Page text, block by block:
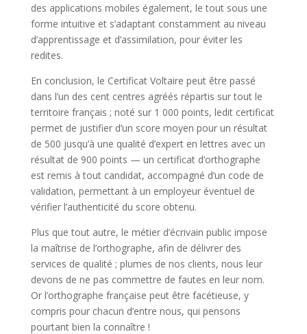
des applications mobiles également, le tout sous une
forme intuitive et s’adaptant constamment au niveau
d’apprentissage et d’assimilation, pour éviter les
redites.
En conclusion, le Certificat Voltaire peut être passé
dans l’un des cent centres agréés répartis sur tout le
territoire français ; noté sur 1 000 points, ledit certificat
permet de justifier d’un score moyen pour un résultat
de 500 jusqu’à une qualité d’expert en lettres avec un
résultat de 900 points — un certificat d’orthographe
est remis à tout candidat, accompagné d’un code de
validation, permettant à un employeur éventuel de
vérifier l’authenticité du score obtenu.
Plus que tout autre, le métier d’écrivain public impose
la maîtrise de l’orthographe, afin de délivrer des
services de qualité ; plumes de nos clients, nous leur
devons de ne pas commettre de fautes en leur nom.
Or l’orthographe française peut être facétieuse, y
compris pour chacun d’entre nous, qui pensons
pourtant bien la connaître !